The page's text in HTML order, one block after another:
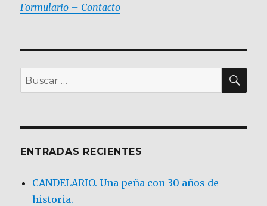
Formulario – Contacto
Buscar
por:
ENTRADAS RECIENTES
CANDELARIO. Una peña con 30 años de
historia.